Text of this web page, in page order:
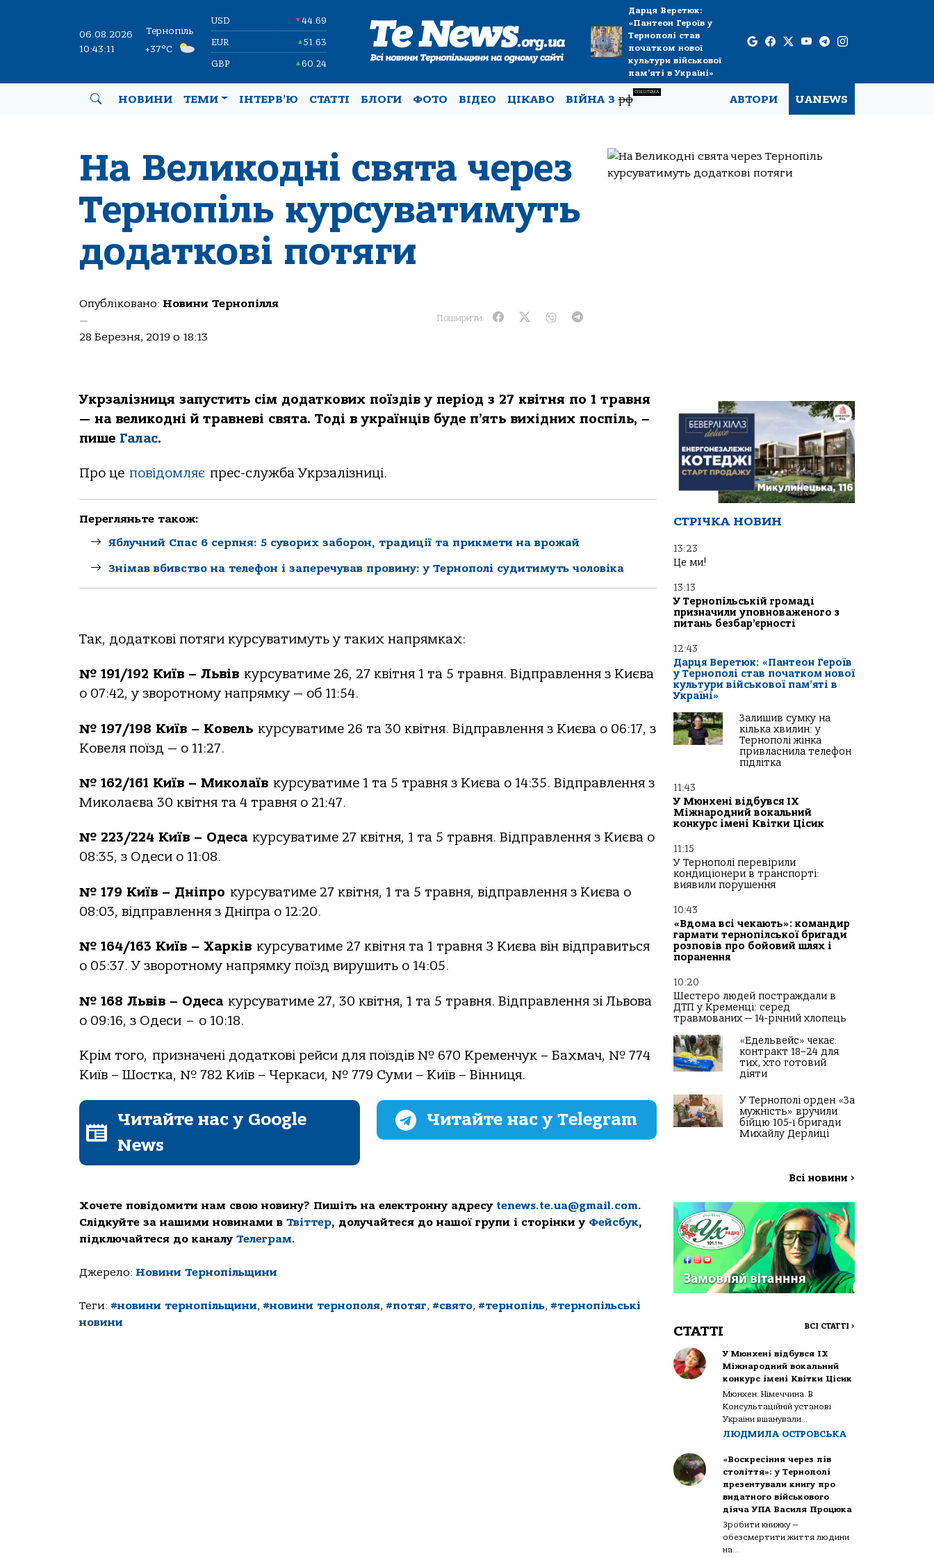
06.08.2026
10:43:12
Тернопіль
+37°C
USD ▼44.69
EUR ▲51.63
GBP ▲60.24
Дарця Веретюк:
«Пантеон Героїв у
Тернополі став
початком нової
культури військової
пам’яті в Україні»
НОВИНИ ТЕМИ ІНТЕРВ’Ю СТАТТІ БЛОГИ ФОТО ВІДЕО ЦІКАВО ВІЙНА Зрф
СПЕЦТЕМА
АВТОРИ UANEWS
На Великодні свята через
Тернопіль курсуватимуть
додаткові потяги
Опубліковано: Новини Тернопілля
—
28 Березня, 2019 о 18:13
Поширити:
Укрзалізниця запустить сім додаткових поїздів у період з 27 квітня по 1 травня
— на великодні й травневі свята. Тоді в українців буде п’ять вихідних поспіль, –
пише Галас.
Про це повідомляє прес-служба Укрзалізниці.
Перегляньте також:
Яблучний Спас 6 серпня: 5 суворих заборон, традиції та прикмети на врожай
Знімав вбивство на телефон і заперечував провину: у Тернополі судитимуть чоловіка
Так, додаткові потяги курсуватимуть у таких напрямках:
№ 191/192 Київ – Львів курсуватиме 26, 27 квітня 1 та 5 травня. Відправлення з Києва
о 07:42, у зворотному напрямку — об 11:54.
№ 197/198 Київ – Ковель курсуватиме 26 та 30 квітня. Відправлення з Києва о 06:17, з
Ковеля поїзд — о 11:27.
№ 162/161 Київ – Миколаїв курсуватиме 1 та 5 травня з Києва о 14:35. Відправлення з
Миколаєва 30 квітня та 4 травня о 21:47.
№ 223/224 Київ – Одеса курсуватиме 27 квітня, 1 та 5 травня. Відправлення з Києва о
08:35, з Одеси о 11:08.
№ 179 Київ – Дніпро курсуватиме 27 квітня, 1 та 5 травня, відправлення з Києва о
08:03, відправлення з Дніпра о 12:20.
№ 164/163 Київ – Харків курсуватиме 27 квітня та 1 травня З Києва він відправиться
о 05:37. У зворотному напрямку поїзд вирушить о 14:05.
№ 168 Львів – Одеса курсуватиме 27, 30 квітня, 1 та 5 травня. Відправлення зі Львова
о 09:16, з Одеси – о 10:18.
Крім того, призначені додаткові рейси для поїздів № 670 Кременчук – Бахмач, № 774
Київ – Шостка, № 782 Київ – Черкаси, № 779 Суми – Київ – Вінниця.
Читайте нас у Google
News
Читайте нас у Telegram
Хочете повідомити нам свою новину? Пишіть на електронну адресу tenews.te.ua@gmail.com.
Слідкуйте за нашими новинами в Твіттер, долучайтеся до нашої групи і сторінки у Фейсбук,
підключайтеся до каналу Телеграм.
Джерело: Новини Тернопільщини
Теги: #новини тернопільщини, #новини тернополя, #потяг, #свято, #тернопіль, #тернопільські
новини
СТРІЧКА НОВИН
13:23
Це ми!
13:13
У Тернопільській громаді
призначили уповноваженого з
питань безбар’єрності
12:43
Дарця Веретюк: «Пантеон Героїв
у Тернополі став початком нової
культури військової пам’яті в
Україні»
Залишив сумку на
кілька хвилин: у
Тернополі жінка
привласнила телефон
підлітка
11:43
У Мюнхені відбувся IX
Міжнародний вокальний
конкурс імені Квітки Цісик
11:15
У Тернополі перевірили
кондиціонери в транспорті:
виявили порушення
10:43
«Вдома всі чекають»: командир
гармати тернопілської бригади
розповів про бойовий шлях і
поранення
10:20
Шестеро людей постраждали в
ДТП у Кременці: серед
травмованих — 14-річний хлопець
«Едельвейс» чекає:
контракт 18–24 для
тих, хто готовий
діяти
У Тернополі орден «За
мужність» вручили
бійцю 105-ї бригади
Михайлу Дерлиці
Всі новини >
СТАТТІ ВСІ СТАТТІ >
У Мюнхені відбувся IX
Міжнародний вокальний
конкурс імені Квітки Цісик
Мюнхен. Німеччина. В
Консультаційній установі
України вшанували...
ЛЮДМИЛА ОСТРОВСЬКА
«Воскресіння через пів
століття»: у Тернополі
презентували книгу про
видатного військового
діяча УПА Василя Процюка
Зробити книжку —
обезсмертити життя людини
на...